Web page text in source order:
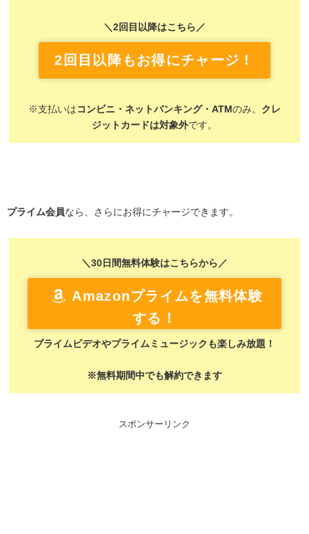
＼2回目以降はこちら／
2回目以降もお得にチャージ！
※支払いは コンビニ・ネットバンキング・ATMのみ。 クレ
ジットカードは対象外です。
プライム会員なら、さらにお得にチャージできます。
＼30日間無料体験はこちらから／
Amazonプライムを無料体験
する！
プライムビデオやプライムミュージックも楽しみ放題！
※無料期間中でも解約できます
スポンサーリンク